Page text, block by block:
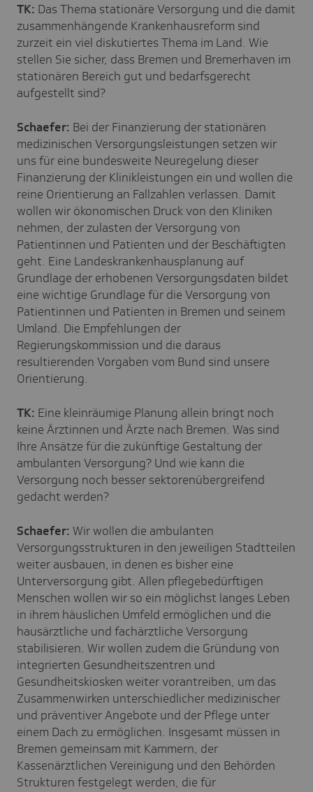
TK: Das Thema stationäre Versorgung und die damit
zusammenhängende Krankenhausreform sind
zurzeit ein viel diskutiertes Thema im Land. Wie
stellen Sie sicher, dass Bremen und Bremerhaven im
stationären Bereich gut und bedarfsgerecht
aufgestellt sind?
Schaefer: Bei der Finanzierung der stationären
medizinischen Versorgungsleistungen setzen wir
uns für eine bundesweite Neuregelung dieser
Finanzierung der Klinikleistungen ein und wollen die
reine Orientierung an Fallzahlen verlassen. Damit
wollen wir ökonomischen Druck von den Kliniken
nehmen, der zulasten der Versorgung von
Patientinnen und Patienten und der Beschäftigten
geht. Eine Landeskrankenhausplanung auf
Grundlage der erhobenen Versorgungsdaten bildet
eine wichtige Grundlage für die Versorgung von
Patientinnen und Patienten in Bremen und seinem
Umland. Die Empfehlungen der
Regierungskommission und die daraus
resultierenden Vorgaben vom Bund sind unsere
Orientierung.
TK: Eine kleinräumige Planung allein bringt noch
keine Ärztinnen und Ärzte nach Bremen. Was sind
Ihre Ansätze für die zukünftige Gestaltung der
ambulanten Versorgung? Und wie kann die
Versorgung noch besser sektorenübergreifend
gedacht werden?
Schaefer: Wir wollen die ambulanten
Versorgungsstrukturen in den jeweiligen Stadtteilen
weiter ausbauen, in denen es bisher eine
Unterversorgung gibt. Allen pflegebedürftigen
Menschen wollen wir so ein möglichst langes Leben
in ihrem häuslichen Umfeld ermöglichen und die
hausärztliche und fachärztliche Versorgung
stabilisieren. Wir wollen zudem die Gründung von
integrierten Gesundheitszentren und
Gesundheitskiosken weiter vorantreiben, um das
Zusammenwirken unterschiedlicher medizinischer
und präventiver Angebote und der Pflege unter
einem Dach zu ermöglichen. Insgesamt müssen in
Bremen gemeinsam mit Kammern, der
Kassenärztlichen Vereinigung und den Behörden
Strukturen festgelegt werden, die für